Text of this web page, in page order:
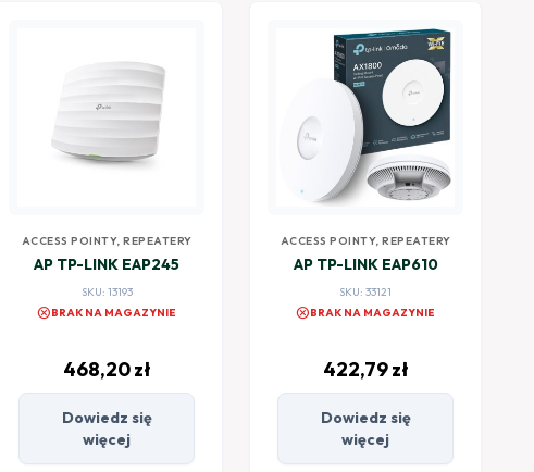
ACCESS POINTY, REPEATERY
AP TP-LINK EAP245
SKU: 13193
cancelBRAK NA MAGAZYNIE
468,20zł
Dowiedz się
więcej
ACCESS POINTY, REPEATERY
AP TP-LINK EAP610
SKU: 33121
cancelBRAK NA MAGAZYNIE
422,79zł
Dowiedz się
więcej